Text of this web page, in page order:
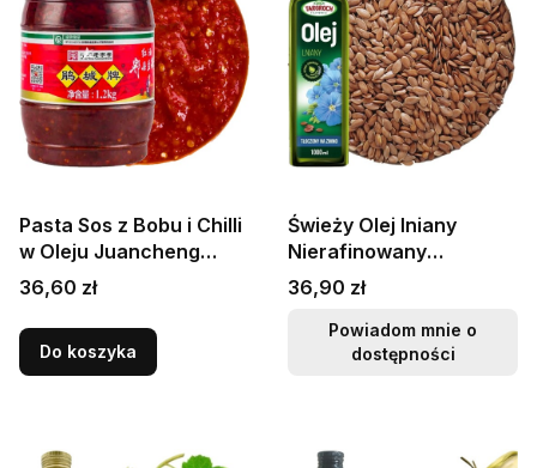
Pasta Sos z Bobu i Chilli
w Oleju Juancheng
Doubanjiang 1,2kg
PIXIAN
Cena
36,60 zł
Do koszyka
Świeży Olej lniany
Nierafinowany
Tłoczony Na Zimno
Omega-3 1000ml
TARGROCH
Cena
36,90 zł
Powiadom mnie o
dostępności